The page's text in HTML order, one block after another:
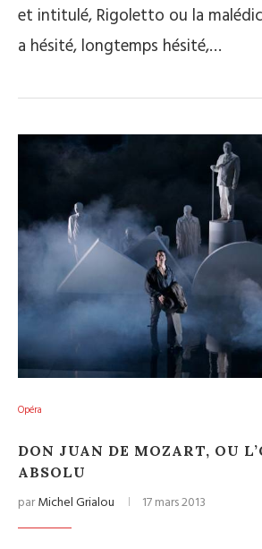
et intitulé, Rigoletto ou la
a hésité, longtemps hésité,…
Opéra
DON JUAN DE MOZART, OU
ABSOLU
parMichel Grialou 17 mars 2013